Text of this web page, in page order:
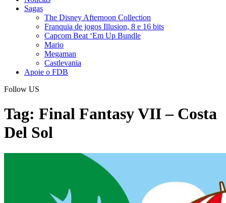
Sagas
The Disney Afternoon Collection
Franquia de jogos Illusion, 8 e 16 bits
Capcom Beat ‘Em Up Bundle
Mario
Megaman
Castlevania
Apoie o FDB
Follow US
Tag: Final Fantasy VII – Costa
Del Sol